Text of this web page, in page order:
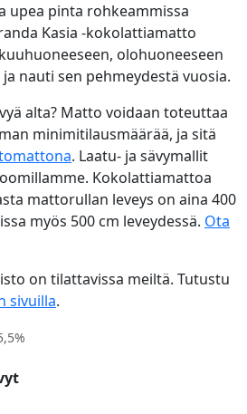
upea pinta rohkeammissa
Kasia -kokolattiamatto
olohuoneeseen
nauti sen pehmeydestä vuosia.
alta? Matto voidaan toteuttaa
minimitilausmäärää, ja sitä
. Laatu- ja sävymallit
Kokolattiamattoa
mattorullan leveys on aina 400
myös 500 cm leveydessä. Ota
on tilattavissa meiltä. Tutustu
sivuilla.